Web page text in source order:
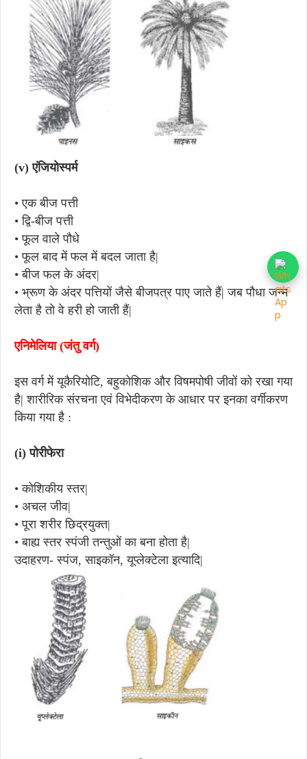
(v) एंजियोस्पर्म
• एक बीज पत्ती
• द्वि-बीज पत्ती
• फूल वाले पौधे
• फूल बाद में फल में बदल जाता है|
• बीज फल के अंदर|
• भ्रूण के अंदर पत्तियों जैसे बीजपत्र पाए जाते हैं| जब पौधा जन्म
लेता है तो वे हरी हो जाती हैं|
एनिमेलिया (जंतु वर्ग)
इस वर्ग में यूकैरियोटि, बहुकोशिक और विषमपोषी जीवों को रखा गया
है| शारीरिक संरचना एवं विभेदीकरण के आधार पर इनका वर्गीकरण
किया गया है :
(i) पोरीफेरा
• कोशिकीय स्तर|
• अचल जीव|
• पूरा शरीर छिद्रयुक्त|
• बाह्य स्तर स्पंजी तन्तुओं का बना होता है|
उदाहरण- स्पंज, साइकॉन, यूप्लेक्टेला इत्यादि|